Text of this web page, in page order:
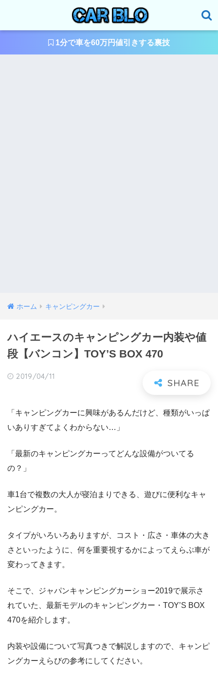
1分で車を60万円値引きする裏技
ホーム キャンピングカー
ハイエースのキャンピングカー内装や値
段【バンコン】TOY’S BOX 470
2019/04/11
「キャンピングカーに興味があるんだけど、種類がいっぱ
いありすぎてよくわからない…」
「最新のキャンピングカーってどんな設備がついてる
の？」
車1台で複数の大人が寝泊まりできる、遊びに便利なキャ
ンピングカー。
タイプがいろいろありますが、コスト・広さ・車体の大き
さといったように、何を重要視するかによってえらぶ車が
変わってきます。
そこで、ジャパンキャンピングカーショー2019で展示さ
れていた、最新モデルのキャンピングカー・TOY’S BOX
470を紹介します。
内装や設備について写真つきで解説しますので、キャンピ
ングカーえらびの参考にしてください。